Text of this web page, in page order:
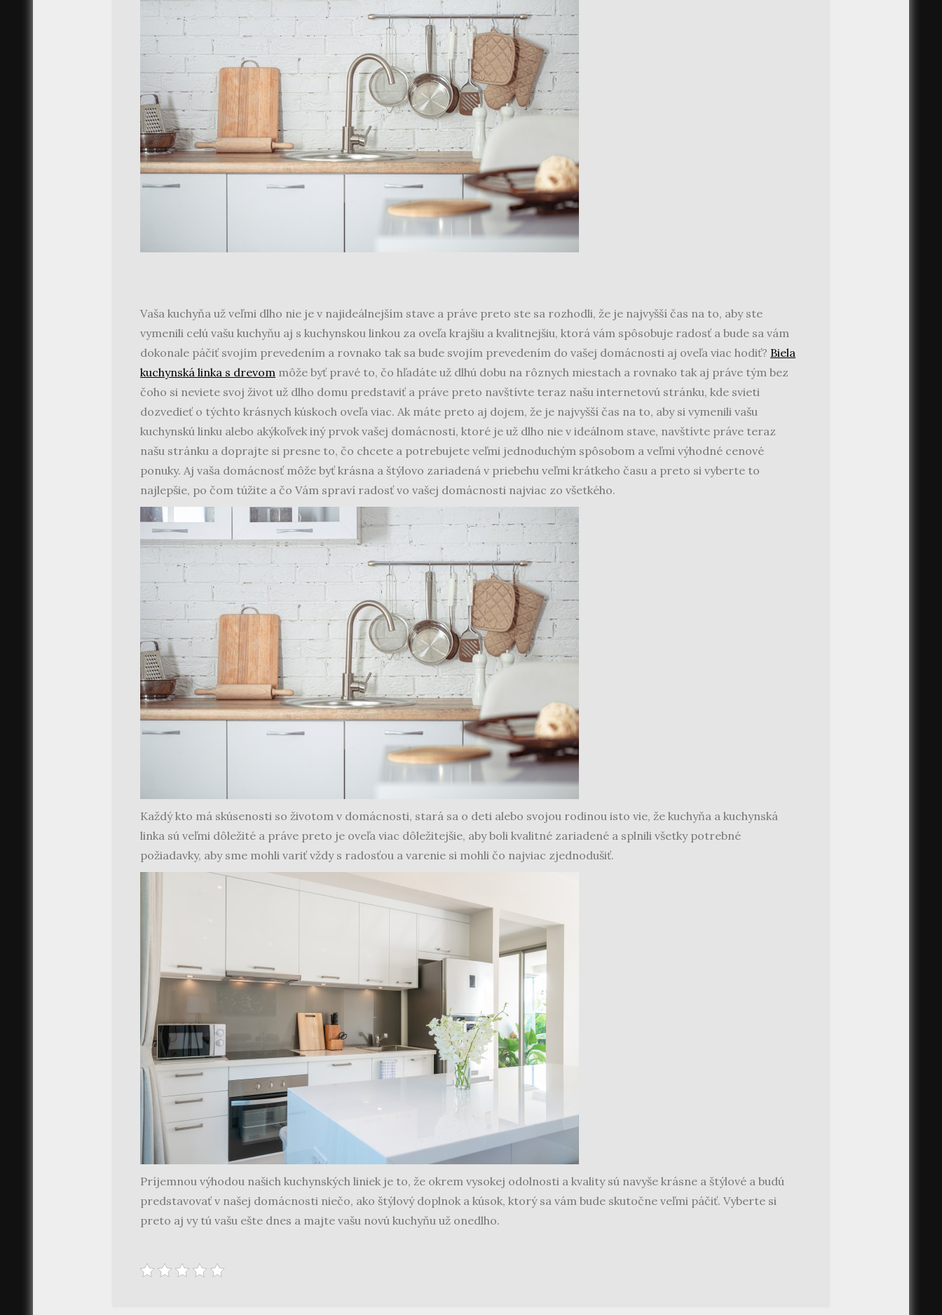
Vaša kuchyňa už veľmi dlho nie je v najideálnejším stave a práve preto ste sa rozhodli, že je najvyšší čas na to, aby ste
vymenili celú vašu kuchyňu aj s kuchynskou linkou za oveľa krajšiu a kvalitnejšiu, ktorá vám spôsobuje radosť a bude sa vám
dokonale páčiť svojím prevedením a rovnako tak sa bude svojím prevedením do vašej domácnosti aj oveľa viac hodiť? Biela
kuchynská linka s drevom môže byť pravé to, čo hľadáte už dlhú dobu na rôznych miestach a rovnako tak aj práve tým bez
čoho si neviete svoj život už dlho domu predstaviť a práve preto navštívte teraz našu internetovú stránku, kde svieti
dozvedieť o týchto krásnych kúskoch oveľa viac. Ak máte preto aj dojem, že je najvyšší čas na to, aby si vymenili vašu
kuchynskú linku alebo akýkoľvek iný prvok vašej domácnosti, ktoré je už dlho nie v ideálnom stave, navštívte práve teraz
našu stránku a doprajte si presne to, čo chcete a potrebujete veľmi jednoduchým spôsobom a veľmi výhodné cenové
ponuky. Aj vaša domácnosť môže byť krásna a štýlovo zariadená v priebehu veľmi krátkeho času a preto si vyberte to
najlepšie, po čom túžite a čo Vám spraví radosť vo vašej domácnosti najviac zo všetkého.
Každý kto má skúsenosti so životom v domácnosti, stará sa o deti alebo svojou rodinou isto vie, že kuchyňa a kuchynská
linka sú veľmi dôležité a práve preto je oveľa viac dôležitejšie, aby boli kvalitné zariadené a splnili všetky potrebné
požiadavky, aby sme mohli variť vždy s radosťou a varenie si mohli čo najviac zjednodušiť.
Príjemnou výhodou našich kuchynských liniek je to, že okrem vysokej odolnosti a kvality sú navyše krásne a štýlové a budú
predstavovať v našej domácnosti niečo, ako štýlový doplnok a kúsok, ktorý sa vám bude skutočne veľmi páčiť. Vyberte si
preto aj vy tú vašu ešte dnes a majte vašu novú kuchyňu už onedlho.